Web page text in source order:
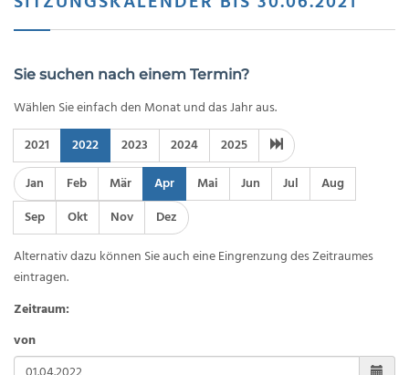
Sie suchen nach einem Termin?
Wählen Sie einfach den Monat und das Jahr aus.
2021
2022 2023 2024
2025
Jan
Feb Mär Apr Mai Jun Jul
Aug
Sep
Okt Nov
Dez
Alternativ dazu können Sie auch eine Eingrenzung des Zeitraumes
eintragen.
Zeitraum:
von